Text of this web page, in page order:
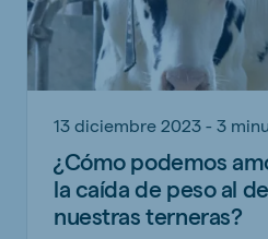
13 diciembre 2023 - 3
¿Cómo podemos
la caída de peso al
nuestras terneras?